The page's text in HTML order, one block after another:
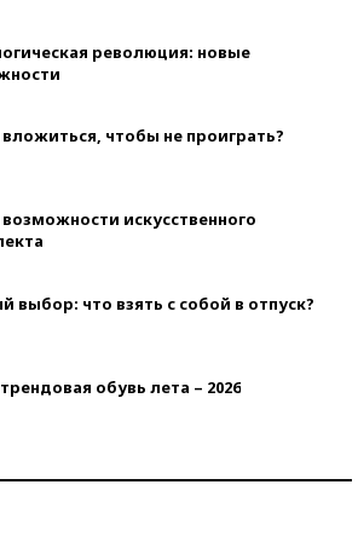
революция: новые
чтобы не проиграть?
искусственного
выбор: что взять с собой в отпуск?
обувь лета – 2026